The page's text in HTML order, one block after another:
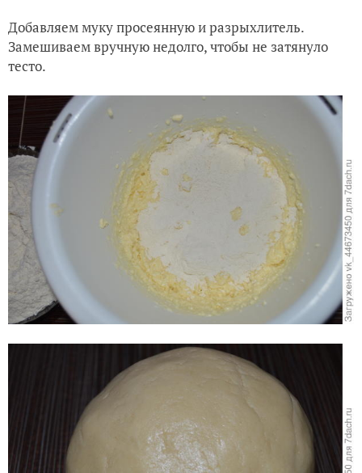
Добавляем муку просеянную и разрыхлитель.
Замешиваем вручную недолго, чтобы не затянуло
тесто.